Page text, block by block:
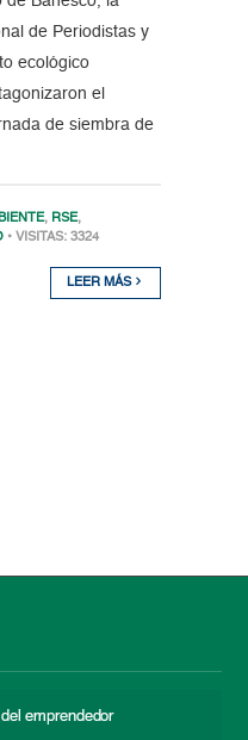
de Periodistas y
ecológico
el
de siembra de
, RSE,
• VISITAS: 3324
LEER MÁS
emprendedor